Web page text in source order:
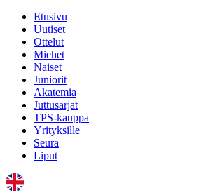
Etusivu
Uutiset
Ottelut
Miehet
Naiset
Juniorit
Akatemia
Juttusarjat
TPS-kauppa
Yrityksille
Seura
Liput